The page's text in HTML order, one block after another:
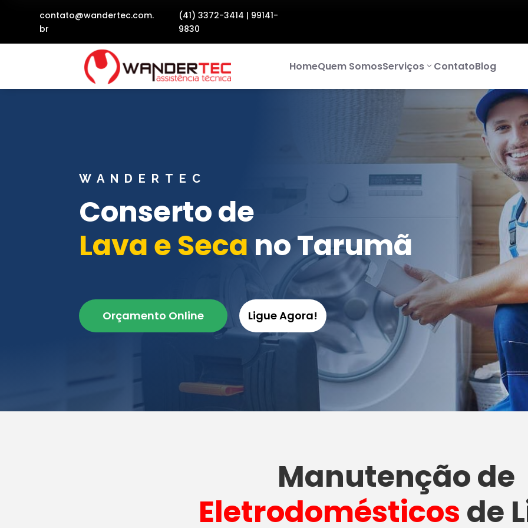
contato@wandertec.com.
br
(41) 3372-3414 | 99141-
9830
HomeQuem SomosServiços ContatoBlog
WANDERTEC
Conserto de
Lava e Seca no Tarumã
Orçamento Online Ligue Agora!
Manutençãode
Eletrodomésticos de